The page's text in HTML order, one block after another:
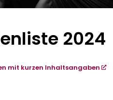
2024
mit kurzen Inhaltsangaben